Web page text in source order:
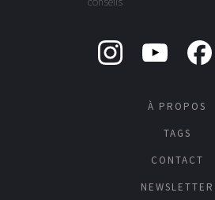
À PROPOS
TAGS
CONTACT
NEWSLETTER